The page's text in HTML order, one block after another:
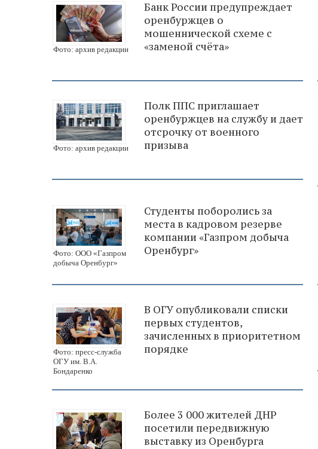
Фото: архив редакции
Банк России предупреждает
оренбуржцев о
мошеннической схеме с
«заменой счёта»
Фото: архив редакции
Полк ППС приглашает
оренбуржцев на службу и дает
отсрочку от военного
призыва
Фото: ООО «Газпром
добыча Оренбург»
Студенты поборолись за
места в кадровом резерве
компании «Газпром добыча
Оренбург»
Фото: пресс-служба
ОГУ им. В.А.
Бондаренко
В ОГУ опубликовали списки
первых студентов,
зачисленных в приоритетном
порядке
Более 3 000 жителей ДНР
посетили передвижную
выставку из Оренбурга